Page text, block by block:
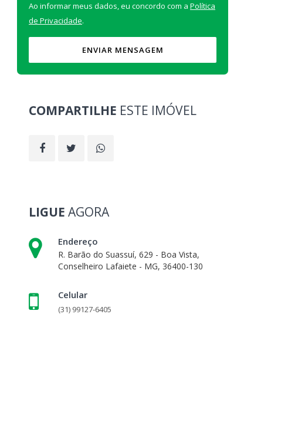
Ao informar meus dados, eu concordo com a Política
de Privacidade.
ENVIAR MENSAGEM
COMPARTILHE ESTE IMÓVEL
LIGUE AGORA
Endereço
R. Barão do Suassuí, 629 - Boa Vista,
Conselheiro Lafaiete - MG, 36400-130
Celular
(31) 99127-6405